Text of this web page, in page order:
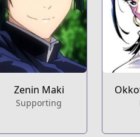
Zenin Maki
Supporting